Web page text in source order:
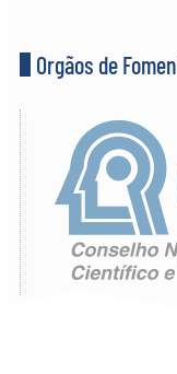
Orgãos de